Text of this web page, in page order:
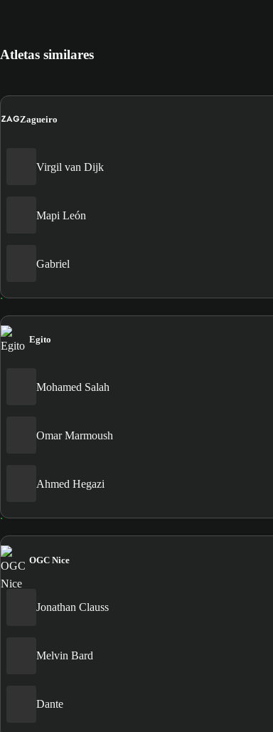
Atletas similares
ZAGZagueiro
Virgil van Dijk
Mapi León
Gabriel
Egito
Mohamed Salah
Omar Marmoush
Ahmed Hegazi
OGC Nice
Jonathan Clauss
Melvin Bard
Dante